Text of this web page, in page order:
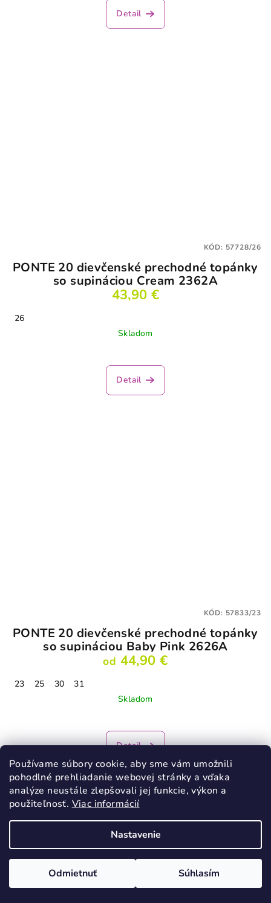
Používame súbory cookie, aby sme vám umožnili
pohodlné prehliadanie webovej stránky a vďaka
analýze neustále zlepšovali jej funkcie, výkon a
použiteľnosť. Viac informácií
Nastavenie
Odmietnuť Súhlasím
Detail
PONTE 20 dievčenské prechodné topánky
so supináciou Cream 2362A
43,90 €
26
Skladom
Detail
KÓD: 57728/26
PONTE 20 dievčenské prechodné topánky
so supináciou Baby Pink 2626A
od 44,90 €
23 25 30
31
Skladom
Detail
KÓD: 57833/23
Podobné produkty